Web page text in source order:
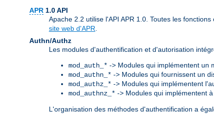
APR 1.0 API
Apache 2.2 utilise l'API APR 1.0. Toutes les
site web d'APR
Authn/Authz
Les modules d'authentification et d'autorisation
mod_auth_* -> Modules qui implémentent un
mod_authn_* -> Modules qui fournissent un
mod_authz_* -> Modules qui implémentent
mod_authnz_* -> Modules qui implémentent
L'organisation des méthodes d'authentification a